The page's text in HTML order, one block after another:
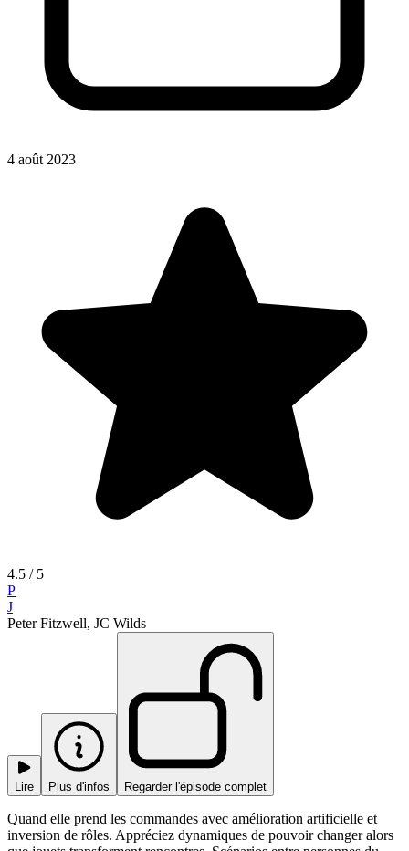
4 août 2023
4.5 / 5
P
J
Peter Fitzwell, JC Wilds
Lire Plus d'infos Regarder l'épisode complet
Quand elle prend les commandes avec amélioration artificielle et
inversion de rôles. Appréciez dynamiques de pouvoir changer alors